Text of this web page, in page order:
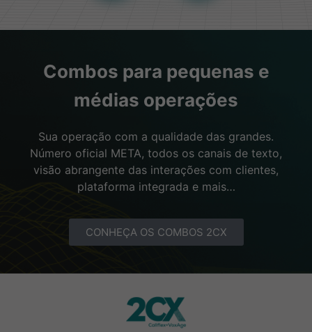
Combos para pequenas e
médias operações
Sua operação com a qualidade das grandes.
Número oficial META, todos os canais de texto,
visão abrangente das interações com clientes,
plataforma integrada e mais…
CONHEÇA OS COMBOS 2CX